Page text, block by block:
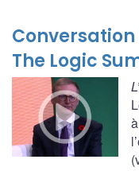
The Logic